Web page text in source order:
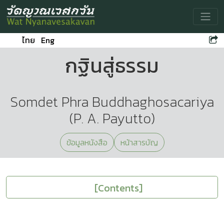
ไทย Eng
กฐินสู่ธรรม
Somdet Phra Buddhaghosacariya
(P. A. Payutto)
ข้อมูลหนังสือ หน้าสารบัญ
[Contents]